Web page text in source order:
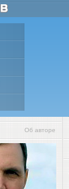
Об авторе